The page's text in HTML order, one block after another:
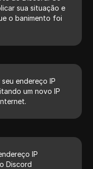
sua situação e
o banimento foi
endereço IP
um novo IP
IP
Discord